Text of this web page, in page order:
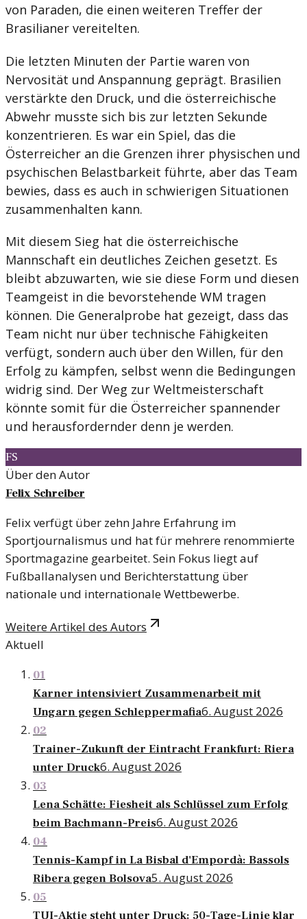
von Paraden, die einen weiteren Treffer der
Brasilianer vereitelten.
Die letzten Minuten der Partie waren von
Nervosität und Anspannung geprägt. Brasilien
verstärkte den Druck, und die österreichische
Abwehr musste sich bis zur letzten Sekunde
konzentrieren. Es war ein Spiel, das die
Österreicher an die Grenzen ihrer physischen und
psychischen Belastbarkeit führte, aber das Team
bewies, dass es auch in schwierigen Situationen
zusammenhalten kann.
Mit diesem Sieg hat die österreichische
Mannschaft ein deutliches Zeichen gesetzt. Es
bleibt abzuwarten, wie sie diese Form und diesen
Teamgeist in die bevorstehende WM tragen
können. Die Generalprobe hat gezeigt, dass das
Team nicht nur über technische Fähigkeiten
verfügt, sondern auch über den Willen, für den
Erfolg zu kämpfen, selbst wenn die Bedingungen
widrig sind. Der Weg zur Weltmeisterschaft
könnte somit für die Österreicher spannender
und herausfordernder denn je werden.
FS
Über den Autor
Felix Schreiber
Felix verfügt über zehn Jahre Erfahrung im
Sportjournalismus und hat für mehrere renommierte
Sportmagazine gearbeitet. Sein Fokus liegt auf
Fußballanalysen und Berichterstattung über
nationale und internationale Wettbewerbe.
Weitere Artikel des Autors
Aktuell
01
Karner intensiviert Zusammenarbeit mit
Ungarn gegen Schleppermafia6. August 2026
02
Trainer-Zukunft der Eintracht Frankfurt: Riera
unter Druck6. August 2026
03
Lena Schätte: Fiesheit als Schlüssel zum Erfolg
beim Bachmann-Preis6. August 2026
04
Tennis-Kampf in La Bisbal d'Empordà: Bassols
Ribera gegen Bolsova5. August 2026
05
TUI-Aktie steht unter Druck: 50-Tage-Linie klar